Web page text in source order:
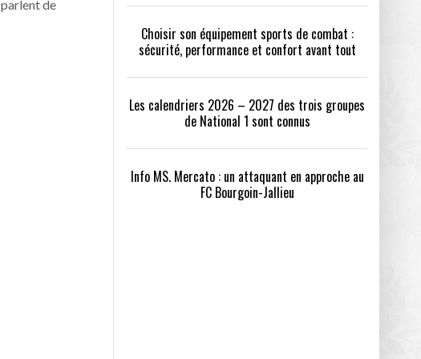
parlent de
Choisir son équipement sports de combat :
sécurité, performance et confort avant tout
Les calendriers 2026 – 2027 des trois groupes
de National 1 sont connus
Info MS. Mercato : un attaquant en approche au
FC Bourgoin-Jallieu